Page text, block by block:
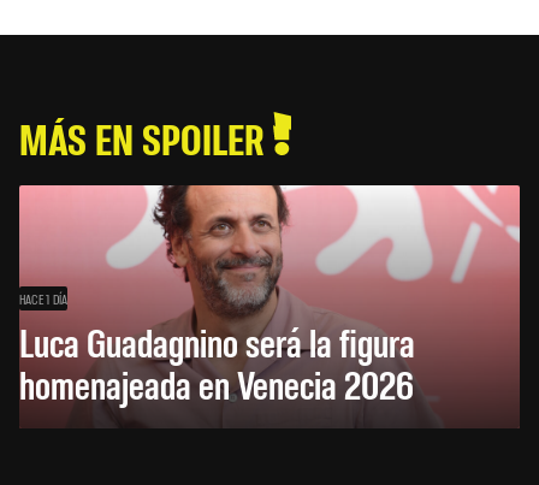
MÁS EN SPOILER
HACE 1 DÍA
Luca Guadagnino será la figura
homenajeada en Venecia 2026